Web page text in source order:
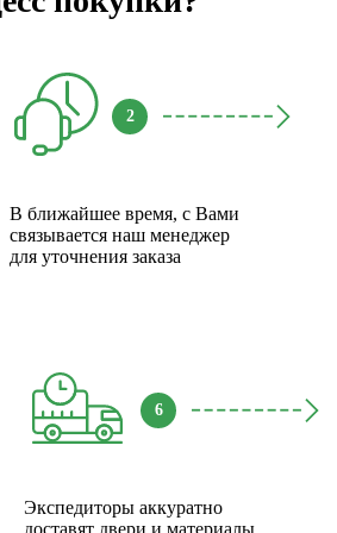
2
В ближайшее время, с Вами
связывается наш менеджер
для уточнения заказа
6
Экспедиторы аккуратно
доставят двери и материалы